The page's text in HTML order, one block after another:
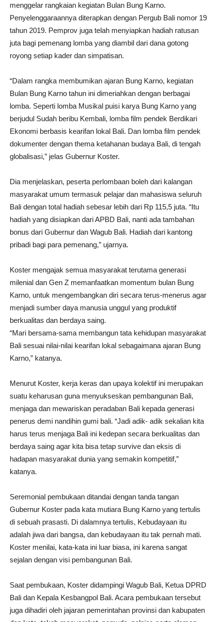
menggelar rangkaian kegiatan Bulan Bung Karno.
Penyelenggaraannya diterapkan dengan Pergub Bali nomor 19
tahun 2019. Pemprov juga telah menyiapkan hadiah ratusan
juta bagi pemenang lomba yang diambil dari dana gotong
royong setiap kader dan simpatisan.
“Dalam rangka membumikan ajaran Bung Karno, kegiatan
Bulan Bung Karno tahun ini dimeriahkan dengan berbagai
lomba. Seperti lomba Musikal puisi karya Bung Karno yang
berjudul Sudah beribu Kembali, lomba film pendek Berdikari
Ekonomi berbasis kearifan lokal Bali. Dan lomba film pendek
dokumenter dengan thema ketahanan budaya Bali, di tengah
globalisasi,” jelas Gubernur Koster.
Dia menjelaskan, peserta perlombaan boleh dari kalangan
masyarakat umum termasuk pelajar dan mahasiswa seluruh
Bali dengan total hadiah sebesar lebih dari Rp 115,5 juta. “Itu
hadiah yang disiapkan dari APBD Bali, nanti ada tambahan
bonus dari Gubernur dan Wagub Bali. Hadiah dari kantong
pribadi bagi para pemenang,” ujarnya.
Koster mengajak semua masyarakat terutama generasi
milenial dan Gen Z memanfaatkan momentum bulan Bung
Karno, untuk mengembangkan diri secara terus-menerus agar
menjadi sumber daya manusia unggul yang produktif
berkualitas dan berdaya saing.
“Mari bersama-sama membangun tata kehidupan masyarakat
Bali sesuai nilai-nilai kearifan lokal sebagaimana ajaran Bung
Karno,” katanya.
Menurut Koster, kerja keras dan upaya kolektif ini merupakan
suatu keharusan guna menyukseskan pembangunan Bali,
menjaga dan mewariskan peradaban Bali kepada generasi
penerus demi nandihin gumi bali. “Jadi adik- adik sekalian kita
harus terus menjaga Bali ini kedepan secara berkualitas dan
berdaya saing agar kita bisa tetap survive dan eksis di
hadapan masyarakat dunia yang semakin kompetitif,”
katanya.
Seremonial pembukaan ditandai dengan tanda tangan
Gubernur Koster pada kata mutiara Bung Karno yang tertulis
di sebuah prasasti. Di dalamnya tertulis, Kebudayaan itu
adalah jiwa dari bangsa, dan kebudayaan itu tak pernah mati.
Koster menilai, kata-kata ini luar biasa, ini karena sangat
sejalan dengan visi pembangunan Bali.
Saat pembukaan, Koster didampingi Wagub Bali, Ketua DPRD
Bali dan Kepala Kesbangpol Bali. Acara pembukaan tersebut
juga dihadiri oleh jajaran pemerintahan provinsi dan kabupaten